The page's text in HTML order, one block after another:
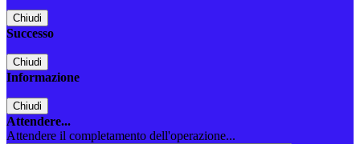
Chiudi
Successo
Chiudi
Informazione
Chiudi
Attendere...
Attendere il completamento dell'operazione...